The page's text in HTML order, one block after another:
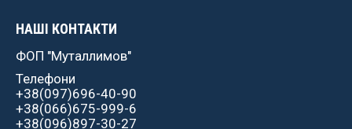
НАШІ КОНТАКТИ
ФОП "Муталлимов"
Телефони
+38(097)696-40-90
+38(066)675-999-6
+38(096)897-30-27